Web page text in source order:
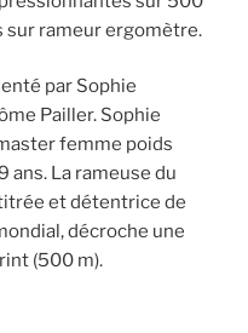
sur rameur ergomètre.
par Sophie
Pailler. Sophie
femme poids
ans. La rameuse du
et détentrice de
décroche une
(500 m).